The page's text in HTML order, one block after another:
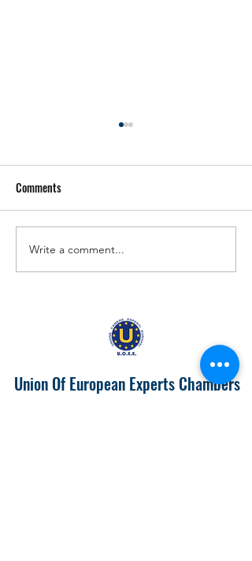
EUROPA 2024 "IL PIEMONTE
PRODUTTIVONELL'UNIONE
Comments
Write a comment...
Union Of European Experts Chambers